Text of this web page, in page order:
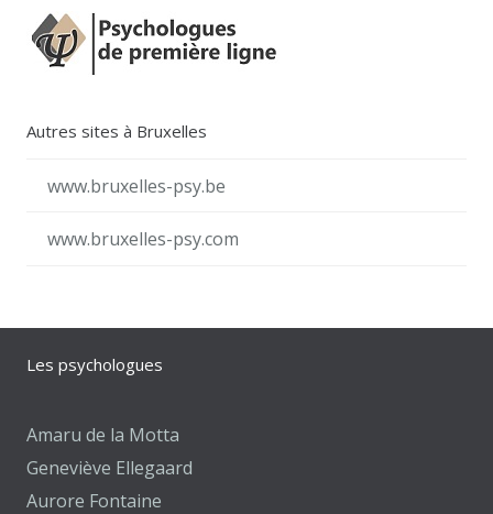
Autres sites à Bruxelles
www.bruxelles-psy.be
www.bruxelles-psy.com
Les psychologues
Amaru de la Motta
Geneviève Ellegaard
Aurore Fontaine